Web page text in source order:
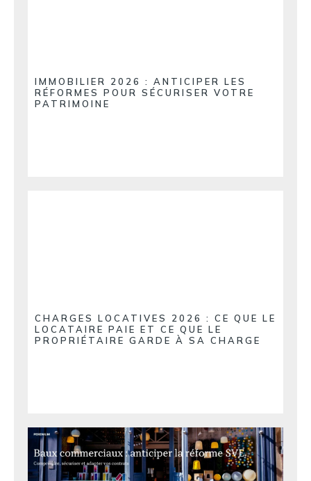
IMMOBILIER 2026 : ANTICIPER LES
RÉFORMES POUR SÉCURISER VOTRE
PATRIMOINE
CHARGES LOCATIVES 2026 : CE QUE LE
LOCATAIRE PAIE ET CE QUE LE
PROPRIÉTAIRE GARDE À SA CHARGE